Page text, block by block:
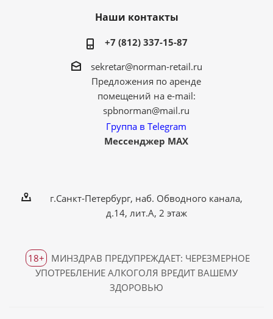
Наши контакты
+7 (812) 337-15-87
sekretar@norman-retail.ru
Предложения по аренде
помещений на e-mail:
spbnorman@mail.ru
Группа в Telegram
Мессенджер MAX
г.Санкт-Петербург, наб. Обводного канала,
д.14, лит.А, 2 этаж
18+
МИНЗДРАВ ПРЕДУПРЕЖДАЕТ: ЧЕРЕЗМЕРНОЕ
УПОТРЕБЛЕНИЕ АЛКОГОЛЯ ВРЕДИТ ВАШЕМУ
ЗДОРОВЬЮ